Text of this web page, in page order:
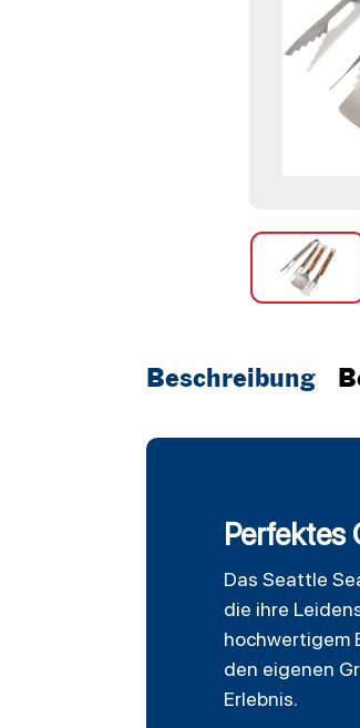
Beschreibung
Perfektes
Das Seattle
die ihre
hochwertigem
den eigenen
Erlebnis.